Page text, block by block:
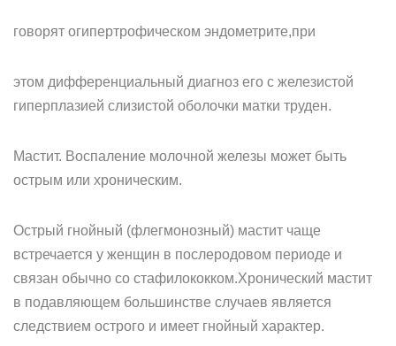
говорят огипертрофическом эндометрите,при
этом дифференциальный диагноз его с железистой
гиперплазией слизистой оболочки матки труден.
Мастит. Воспаление молочной железы может быть
острым или хроническим.
Острый гнойный (флегмонозный) мастит чаще
встречается у женщин в послеродовом периоде и
связан обычно со стафилококком.Хронический мастит
в подавляющем большинстве случаев является
следствием острого и имеет гнойный характер.